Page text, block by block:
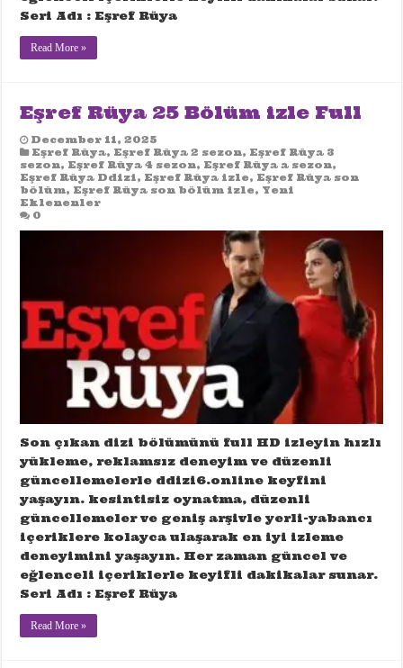
Seri Adı : Eşref Rüya
Read More »
Eşref Rüya 25 Bölüm izle Full
December 11, 2025
Eşref Rüya, Eşref Rüya 2 sezon, Eşref Rüya 3
sezon, Eşref Rüya 4 sezon, Eşref Rüya a sezon,
Eşref Rüya Ddizi, Eşref Rüya izle, Eşref Rüya son
bölüm, Eşref Rüya son bölüm izle, Yeni
Eklenenler
0
Son çıkan dizi bölümünü full HD izleyin hızlı
yükleme, reklamsız deneyim ve düzenli
güncellemelerle ddizi6.online keyfini
yaşayın. kesintisiz oynatma, düzenli
güncellemeler ve geniş arşivle yerli-yabancı
içeriklere kolayca ulaşarak en iyi izleme
deneyimini yaşayın. Her zaman güncel ve
eğlenceli içeriklerle keyifli dakikalar sunar.
Seri Adı : Eşref Rüya
Read More »